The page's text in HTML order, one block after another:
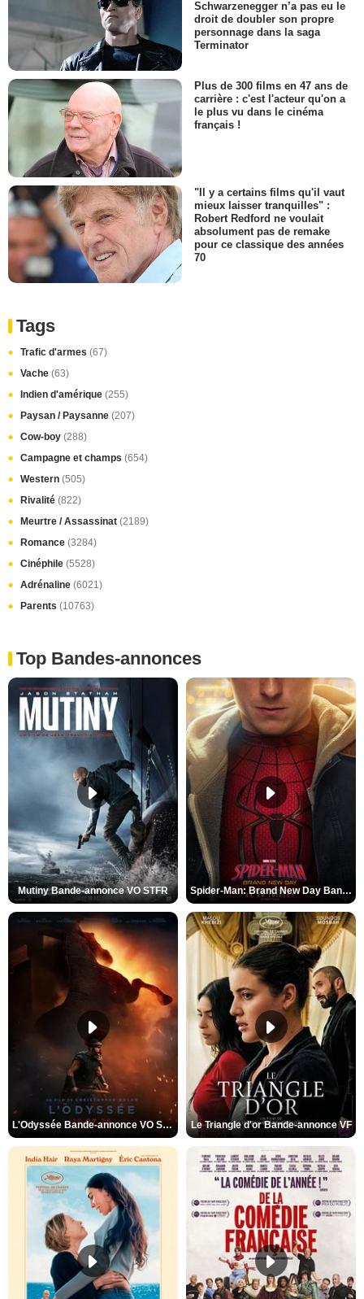
Schwarzenegger n’a pas eu le
droit de doubler son propre
personnage dans la saga
Terminator
Plus de 300 films en 47 ans de
carrière : c'est l'acteur qu'on a
le plus vu dans le cinéma
français !
"Il y a certains films qu'il vaut
mieux laisser tranquilles" :
Robert Redford ne voulait
absolument pas de remake
pour ce classique des années
70
Tags
Trafic d'armes (67)
Vache (63)
Indien d'amérique (255)
Paysan / Paysanne (207)
Cow-boy (288)
Campagne et champs (654)
Western (505)
Rivalité (822)
Meurtre / Assassinat (2189)
Romance (3284)
Cinéphile (5528)
Adrénaline (6021)
Parents (10763)
Top Bandes-annonces
Mutiny Bande-annonce VO STFR Spider-Man: Brand New Day Bande-annonce VO STFR
L'Odyssée Bande-annonce VO STFR Le Triangle d'or Bande-annonce VF